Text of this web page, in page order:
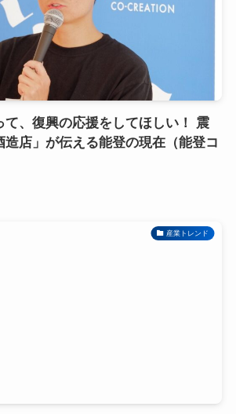
て、復興の応援をしてほしい！ 震
造店」が伝える能登の現在（能登コ
産業トレンド